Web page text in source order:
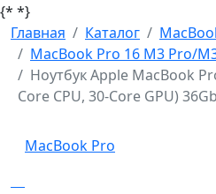
{* *}
Главная
Каталог
MacBook Pro 16 M3 Pro/
Ноутбук Apple MacBook
Core CPU, 30-Core GPU)
MacBook Pro